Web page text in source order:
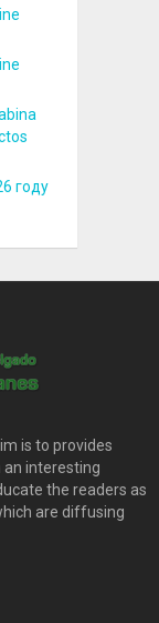
году
is to provides
interesting
the readers as
are diffusing